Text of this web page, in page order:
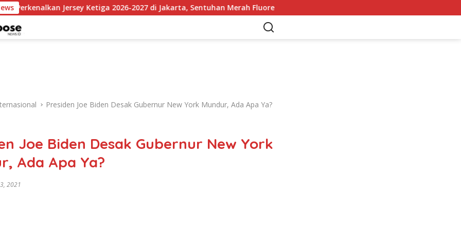
Jersey Ketiga 2026-2027 di Jakarta, Sentuhan Merah Fluoresen Jadi Sorotan
Presiden Joe Biden Desak Gubernur New York Mundur, Ada Apa Ya?
Joe Biden Desak Gubernur New York
Ada Apa Ya?
2021